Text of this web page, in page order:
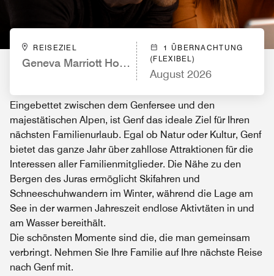
REISEZIEL
Geneva Marriott Hotel
1 ÜBERNACHTUNG
(FLEXIBEL)
August 2026
Eingebettet zwischen dem Genfersee und den
majestätischen Alpen, ist Genf das ideale Ziel für Ihren
nächsten Familienurlaub. Egal ob Natur oder Kultur, Genf
bietet das ganze Jahr über zahllose Attraktionen für die
Interessen aller Familienmitglieder. Die Nähe zu den
Bergen des Juras ermöglicht Skifahren und
Schneeschuhwandern im Winter, während die Lage am
See in der warmen Jahreszeit endlose Aktivtäten in und
am Wasser bereithält.
Die schönsten Momente sind die, die man gemeinsam
verbringt. Nehmen Sie Ihre Familie auf Ihre nächste Reise
nach Genf mit.